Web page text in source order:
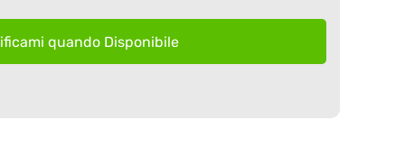
quando Disponibile